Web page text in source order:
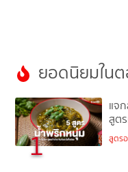
ยอดนิยมใน
1
แจ
สูต
สูตร